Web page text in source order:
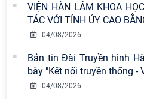
VIỆN HÀN LÂM KHOA
TÁC VỚI TỈNH ỦY CAO
04/08/2026
Bản tin Đài Truyền hình
bày "Kết nối truyền thống
04/08/2026
Viện Hàn lâm Khoa học xã hội
Nam có 02 tác phẩm đạt giải
khích tại Cuộc thi chính luận